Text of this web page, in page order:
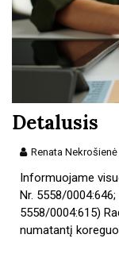
Detalusis
Renata Nekrošienė
Informuojame
Nr. 5558/
5558/0004:615)
numatantį